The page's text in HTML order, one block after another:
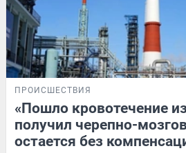
ПРОИСШЕСТВИЯ
«Пошло кровотечение
получил черепно-
остается без